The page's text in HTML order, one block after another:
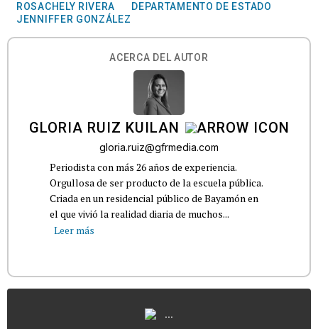
ROSACHELY RIVERA
DEPARTAMENTO DE ESTADO
JENNIFFER GONZÁLEZ
ACERCA DEL AUTOR
GLORIA RUIZ KUILAN
gloria.ruiz@gfrmedia.com
Periodista con más 26 años de experiencia.
Orgullosa de ser producto de la escuela pública.
Criada en un residencial público de Bayamón en
el que vivió la realidad diaria de muchos...
Leer más
...